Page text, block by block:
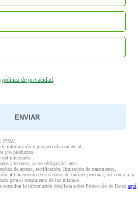
política de privacidad.
: PPAC
información y prospección comercial,
y/o productos.
interesado.
a terceros, salvo obligación legal.
de acceso, rectificación, limitación de tratamiento,
al tratamiento de sus datos de carácter personal, así como a la
para el tratamiento de los mismos.
consultar la información detallada sobre Protección de Datos aquí.